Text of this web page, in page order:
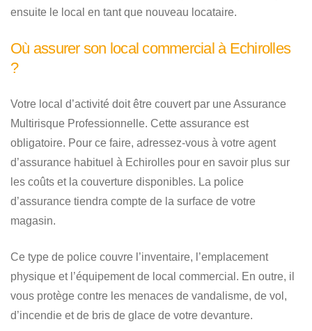
ensuite le local en tant que nouveau locataire.
Où assurer son local commercial à Echirolles
?
Votre local d’activité doit être couvert par une Assurance
Multirisque Professionnelle. Cette assurance est
obligatoire. Pour ce faire, adressez-vous à votre agent
d’assurance habituel à Echirolles pour en savoir plus sur
les coûts et la couverture disponibles. La police
d’assurance tiendra compte de la surface de votre
magasin.
Ce type de police couvre l’inventaire, l’emplacement
physique et l’équipement de local commercial. En outre, il
vous protège contre les menaces de vandalisme, de vol,
d’incendie et de bris de glace de votre devanture.